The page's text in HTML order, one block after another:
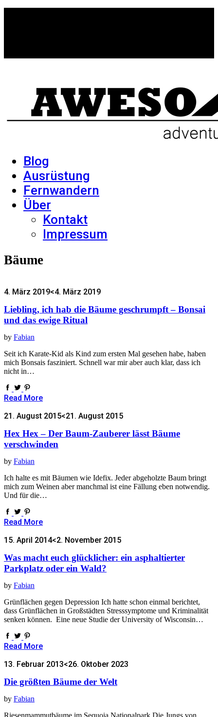
Blog
Ausrüstung
Fernwandern
Über
Kontakt
Impressum
Bäume
4. März 2019<4. März 2019
Liebling, ich hab die Bäume geschrumpft – Bonsai
und das ewige Ritual
by Fabian
Seit ich Karate-Kid als Kind zum ersten Mal gesehen habe, haben
mich Bonsais fasziniert. Schnell war mir aber auch klar, dass ich
nicht in…
Read More
21. August 2015<21. August 2015
Hex Hex – Der Baum-Zauberer lässt Bäume
verschwinden
by Fabian
Ich halte es mit Bäumen wie Idefix. Jeder abgeholzte Baum bringt
mich zum Weinen aber manchmal ist eine Fällung eben notwendig.
Und für die…
Read More
15. April 2014<2. November 2015
Was macht euch glücklicher: ein asphaltierter
Parkplatz oder ein Wald?
by Fabian
Grünflächen gegen Depression Ich hatte schon einmal berichtet,
dass Grünflächen in Großstädten Stresssymptome und Kriminalität
senken können. Eine neue Studie der University of Wisconsin…
Read More
13. Februar 2013<26. Oktober 2023
Die größten Bäume der Welt
by Fabian